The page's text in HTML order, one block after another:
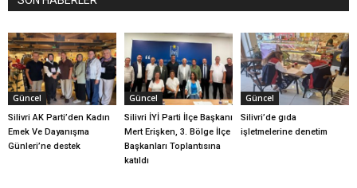
Güncel
Silivri AK Parti’den Kadın
Emek Ve Dayanışma
Günleri’ne destek
Güncel
Silivri İYİ Parti İlçe Başkanı
Mert Erişken, 3. Bölge İlçe
Başkanları Toplantısına
katıldı
Güncel
Silivri’de gıda
işletmelerine denetim